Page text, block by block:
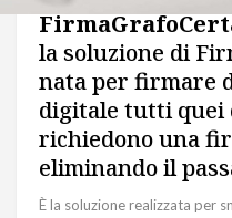
la soluzione di
nata per firmare
digitale tutti quei
richiedono una
eliminando il
È la soluzione realizzata per